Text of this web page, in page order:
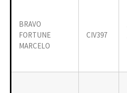
BRAVO
FORTUNE
MARCELO
CIV397